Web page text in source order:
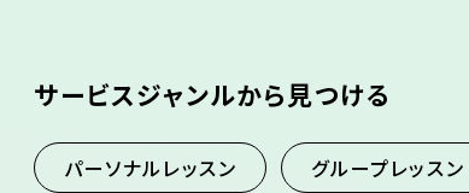
サービスジャンルから見つける
パーソナルレッスン グループレッスン